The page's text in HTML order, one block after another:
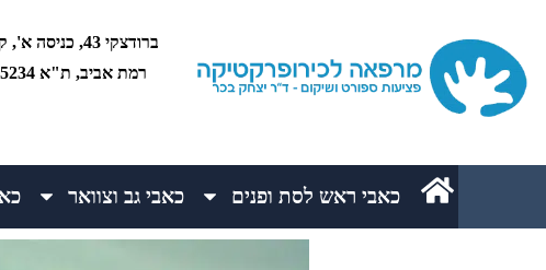
רמת אביב, ת"א 6905234
כאבי ראש לסת ופנים כאבי גב וצוואר